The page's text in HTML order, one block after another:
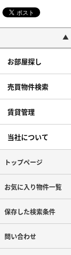
お部屋探し
売買物件検索
賃貸管理
当社について
トップページ
お気に入り物件一覧
保存した検索条件
問い合わせ